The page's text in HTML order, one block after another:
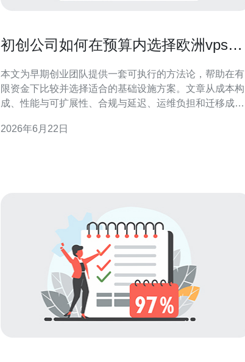
初创公司如何在预算内选择欧洲vps和
本文为早期创业团队提供一套可执行的方法论，帮助在有
限资金下比较并选择适合的基础设施方案。文章从成本构
成、性能与可扩展性、合规与延迟、运维负担和迁移成本
准备多少预算才能在欧洲部署基础设施？ 预算并非越高越
2026年6月22日